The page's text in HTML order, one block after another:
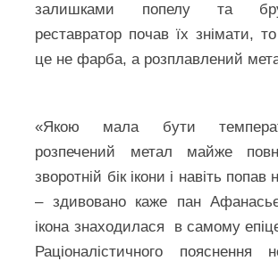
залишками попелу та
реставратор почав їх знімати,
це не фарба, а розплавлений
«Якою мала бути
розпечений метал майже
зворотній бік ікони і навіть
– здивовано каже пан
ікона знаходилася в самому
Раціоналістичного